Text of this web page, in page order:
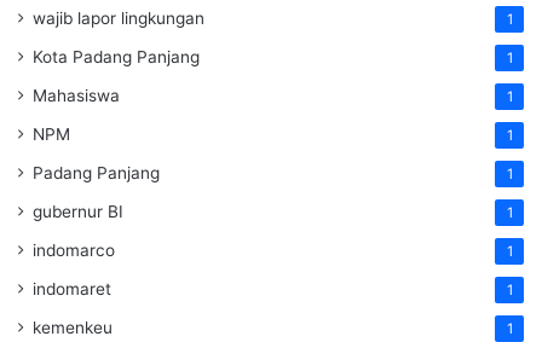
wajib lapor lingkungan 1
Kota Padang Panjang 1
Mahasiswa 1
NPM 1
Padang Panjang 1
gubernur BI 1
indomarco 1
indomaret 1
kemenkeu 1